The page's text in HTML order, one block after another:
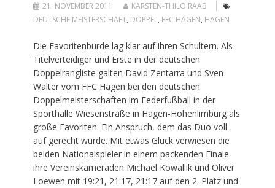
21. NOVEMBER 2011
KARSTEN-THILO RAAB
DEUTSCHE MEISTERSCHAFT, DOPPEL, FFC HAGEN, HAGEN
Die Favoritenbürde lag klar auf ihren Schultern. Als
Titelverteidiger und Erste in der deutschen
Doppelrangliste galten David Zentarra und Sven
Walter vom FFC Hagen bei den deutschen
Doppelmeisterschaften im Federfußball in der
Sporthalle Wiesenstraße in Hagen-Hohenlimburg als
große Favoriten. Ein Anspruch, dem das Duo voll
auf gerecht wurde. Mit etwas Glück verwiesen die
beiden Nationalspieler in einem packenden Finale
ihre Vereinskameraden Michael Kowallik und Oliver
Loewen mit 19:21, 21:17, 21:17 auf den 2. Platz und